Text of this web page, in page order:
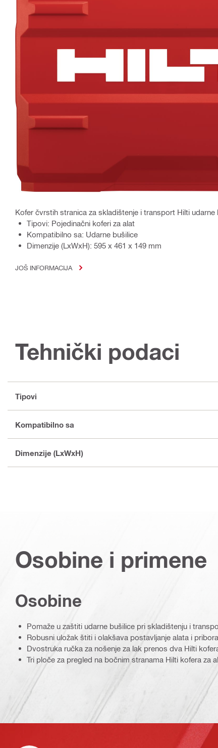
Kofer čvrstih stranica za skladištenje i transport Hilti
Tipovi: Pojedinačni koferi za alat
Kompatibilno sa: Udarne bušilice
Dimenzije (LxWxH): 595 x 461 x 149 mm
JOŠ INFORMACIJA
Tehnički podaci
Tipovi
Kompatibilno sa
Dimenzije (LxWxH)
Osobine i primene
Osobine
Pomaže u zaštiti udarne bušilice pri skladištenju i
Robusni uložak štiti i olakšava postavljanje alata i
Dvostruka ručka za nošenje za lak prenos dva Hilti
Tri ploče za pregled na bočnim stranama Hilti kofera za